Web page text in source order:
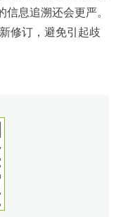
息追溯还会更严。
修订，避免引起歧